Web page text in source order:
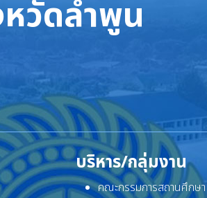
วัดลำพูน
บริหาร/กลุ่มงาน
คณะกรรมการสถานศึกษา